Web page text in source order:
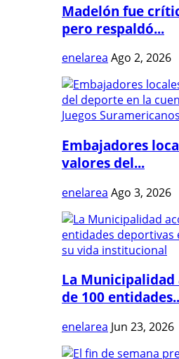
Madelón fue
pero respaldó...
enelarea Ago 2, 2026
Embajadores
valores del...
enelarea Ago 3, 2026
La Municipalidad
de 100
enelarea Jun 23, 2026